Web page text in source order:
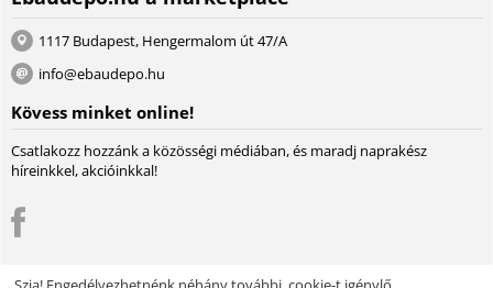
1117 Budapest, Hengermalom út 47/A
info@ebaudepo.hu
Kövess minket online!
Csatlakozz hozzánk a közösségi médiában, és maradj naprakész
híreinkkel, akcióinkkal!